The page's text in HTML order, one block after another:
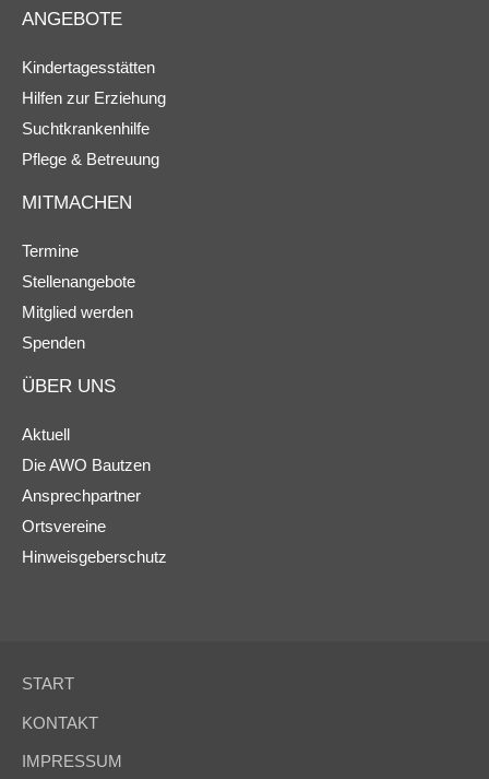
ANGEBOTE
Kindertagesstätten
Hilfen zur Erziehung
Suchtkrankenhilfe
Pflege & Betreuung
MITMACHEN
Termine
Stellenangebote
Mitglied werden
Spenden
ÜBER UNS
Aktuell
Die AWO Bautzen
Ansprechpartner
Ortsvereine
Hinweisgeberschutz
START
KONTAKT
IMPRESSUM